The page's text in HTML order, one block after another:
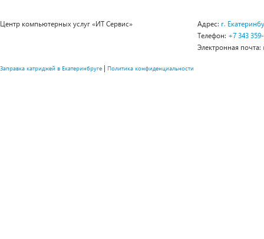
Центр компьютерных услуг «ИТ Сервис» Адрес: г.
Телефон: +7 343
Электронная почта:
Заправка катриджей в Екатеринбруге | Политика конфиденциальности